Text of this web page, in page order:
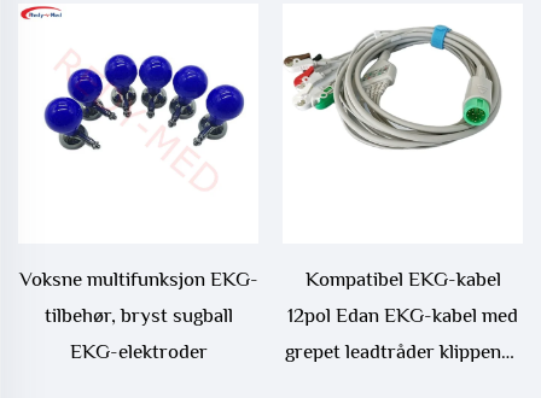
Voksne multifunksjon EKG-
tilbehør, bryst sugball
EKG-elektroder
Kompatibel EKG-kabel
12pol Edan EKG-kabel med
grepet leadtråder klippende